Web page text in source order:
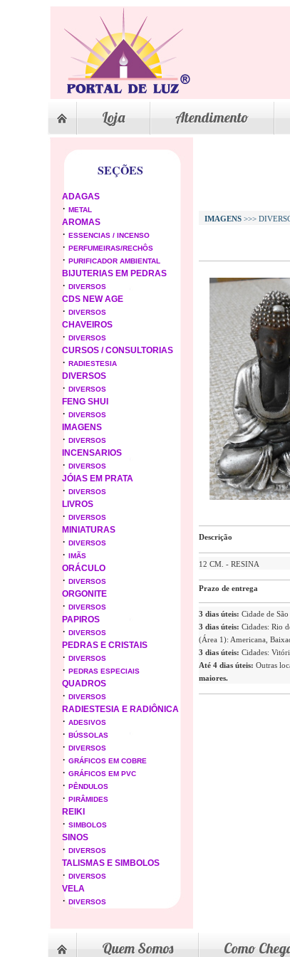
Loja Atendimento
SEÇÕES
ADAGAS
· METAL
AROMAS
· ESSENCIAS / INCENSO
· PERFUMEIRAS/RECHÔS
· PURIFICADOR AMBIENTAL
BIJUTERIAS EM PEDRAS
· DIVERSOS
CDS NEW AGE
· DIVERSOS
CHAVEIROS
· DIVERSOS
CURSOS / CONSULTORIAS
· RADIESTESIA
DIVERSOS
· DIVERSOS
FENG SHUI
· DIVERSOS
IMAGENS
· DIVERSOS
INCENSARIOS
· DIVERSOS
JÓIAS EM PRATA
· DIVERSOS
LIVROS
· DIVERSOS
MINIATURAS
· DIVERSOS
· IMÃS
ORÁCULO
· DIVERSOS
ORGONITE
· DIVERSOS
PAPIROS
· DIVERSOS
PEDRAS E CRISTAIS
· DIVERSOS
· PEDRAS ESPECIAIS
QUADROS
· DIVERSOS
RADIESTESIA E RADIÔNICA
· ADESIVOS
· BÚSSOLAS
· DIVERSOS
· GRÁFICOS EM COBRE
· GRÁFICOS EM PVC
· PÊNDULOS
· PIRÂMIDES
REIKI
· SIMBOLOS
SINOS
· DIVERSOS
TALISMAS E SIMBOLOS
· DIVERSOS
VELA
· DIVERSOS
IMAGENS>>>
Descrição
12 CM. - RESINA
Prazo de entrega
3 dias úteis: Cidade de
3 dias úteis: Cidades: Rio
(Área 1): Americana,
3 dias úteis: Cidades:
Até 4 dias úteis: Outras
maiores.
Quem Somos Como